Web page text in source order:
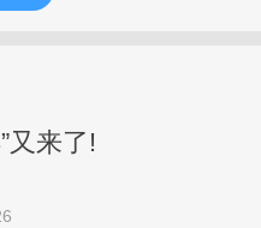
又来了!